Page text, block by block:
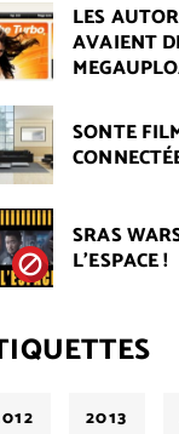
LES
AVAIENT
SONTE
SRAS
L’ESPACE !
2013